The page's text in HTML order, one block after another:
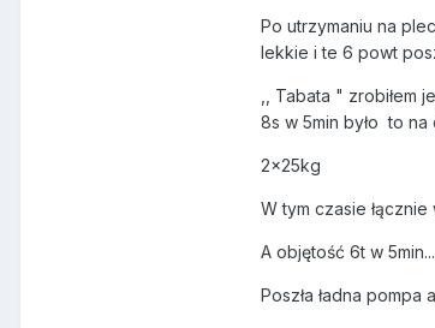
Po utrzymaniu na
lekkie i te 6 powt
,, Tabata "
8s w 5min było to
2x25kg
W tym czasie łącznie
A objętość 6t w 5min...
Poszła ładna pompa